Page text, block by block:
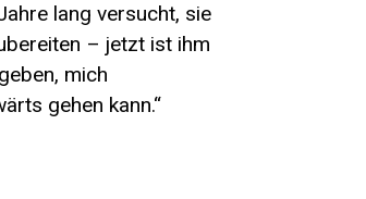
lang versucht, sie
– jetzt ist ihm
mich
gehen kann.“